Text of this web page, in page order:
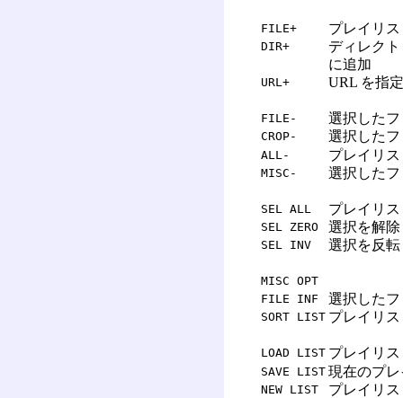
FILE+ プレイリ
DIR+
ディレク
に追加
URL+ URL を指
FILE- 選択した
CROP- 選択した
ALL- プレイリ
MISC- 選択した
SEL ALL プレイリ
SEL ZERO 選択を解除
SEL INV 選択を反
MISC OPT
FILE INF
選択した
SORT LIST プレイリ
LOAD LIST プレイリ
SAVE LIST 現在のプ
NEW LIST プレイリ